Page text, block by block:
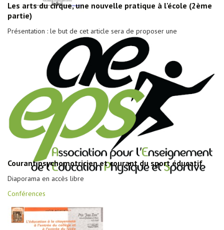
Les arts du cirque, une nouvelle pratique à l'école (2ème
partie)
Présentation : le but de cet article sera de proposer une
Courant psychomotricien et courant du sport éducatif
Diaporama en accès libre
Conférences